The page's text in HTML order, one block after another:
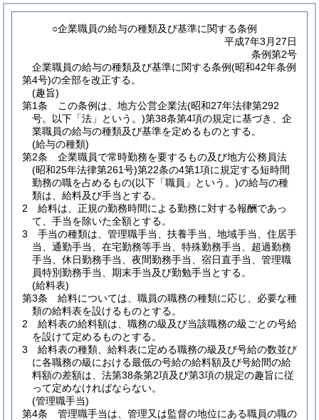
○企業職員の給与の種類及び基準に関する条例
平成7年3月27日
条例第2号
企業職員の給与の種類及び基準に関する条例(昭和42年条例
第4号)の全部を改正する。
(趣旨)
第1条
この条例は、地方公営企業法(昭和27年法律第292
号。以下「法」という。)第38条第4項の規定に基づき、企
業職員の給与の種類及び基準を定めるものとする。
(給与の種類)
第2条
企業職員で常時勤務を要するもの及び地方公務員法
(昭和25年法律第261号)第22条の4第1項に規定する短時間
勤務の職を占めるもの(以下「職員」という。)の給与の種
類は、給料及び手当とする。
2
給料は、正規の勤務時間による勤務に対する報酬であっ
て、手当を除いた全額とする。
3
手当の種類は、管理職手当、扶養手当、地域手当、住居手
当、通勤手当、在宅勤務等手当、特殊勤務手当、超過勤務
手当、休日勤務手当、夜間勤務手当、宿日直手当、管理職
員特別勤務手当、期末手当及び勤勉手当とする。
(給料表)
第3条
給料については、職員の職務の種類に応じ、必要な種
類の給料表を設けるものとする。
2
給料表の給料額は、職務の級及び当該職務の級ごとの号給
を設けて定めるものとする。
3
給料表の種類、給料表に定める職務の級及び号給の数並び
に各職務の級における最低の号給の給料額及び号給間の給
料額の差額は、法第38条第2項及び第3項の規定の趣旨に従
って定めなければならない。
(管理職手当)
第4条
管理職手当は、管理又は監督の地位にある職員の職の